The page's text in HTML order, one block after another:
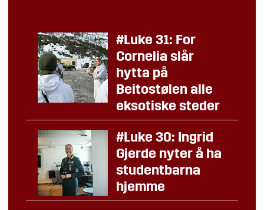
#Luke 31: For
Cornelia slår
hytta på
Beitostølen alle
eksotiske steder
#Luke 30: Ingrid
Gjerde nyter å ha
studentbarna
hjemme